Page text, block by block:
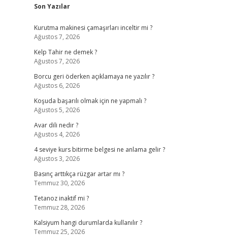
Sidebar
Son Yazılar
Kurutma makinesi çamaşırları inceltir mi ?
Ağustos 7, 2026
Kelp Tahir ne demek ?
Ağustos 7, 2026
Borcu geri öderken açıklamaya ne yazılır ?
Ağustos 6, 2026
Koşuda başarılı olmak için ne yapmalı ?
Ağustos 5, 2026
Avar dili nedir ?
Ağustos 4, 2026
4 seviye kurs bitirme belgesi ne anlama gelir ?
Ağustos 3, 2026
Basınç arttıkça rüzgar artar mı ?
Temmuz 30, 2026
Tetanoz inaktif mi ?
Temmuz 28, 2026
Kalsiyum hangi durumlarda kullanılır ?
Temmuz 25, 2026